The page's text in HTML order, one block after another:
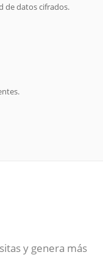
de datos cifrados.
y genera más